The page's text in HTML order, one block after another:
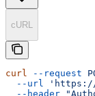
cURL
curl --request
  --url
'https://
  --header